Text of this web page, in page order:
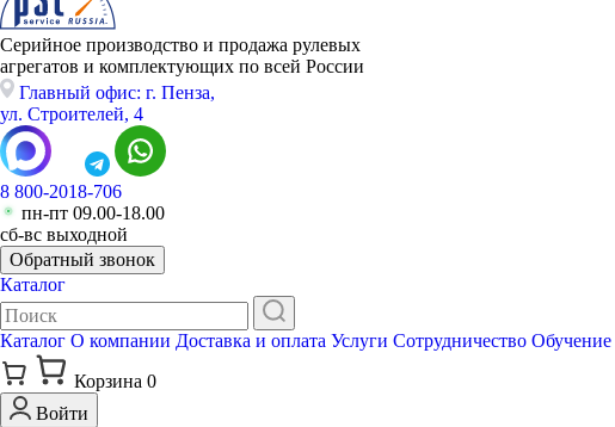
Серийное производство и продажа рулевых
агрегатов и комплектующих по всей России
Главный офис: г. Пенза,
ул. Строителей, 4
8 800-2018-706
пн-пт 09.00-18.00
сб-вс выходной
Обратный звонок
Каталог
Каталог О компании Доставка и оплата Услуги Сотрудничество Обучение
Корзина 0
Войти